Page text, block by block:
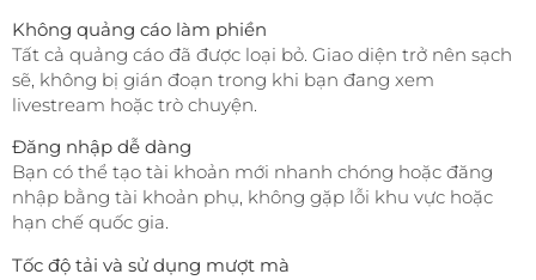
Không quảng cáo làm phiền
Tất cả quảng cáo đã được loại bỏ. Giao diện trở nên sạch
sẽ, không bị gián đoạn trong khi bạn đang xem
livestream hoặc trò chuyện.
Đăng nhập dễ dàng
Bạn có thể tạo tài khoản mới nhanh chóng hoặc đăng
nhập bằng tài khoản phụ, không gặp lỗi khu vực hoặc
hạn chế quốc gia.
Tốc độ tải và sử dụng mượt mà